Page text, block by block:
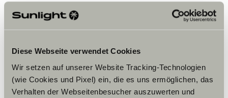
Diese Webseite verwendet Cookies
Wir setzen auf unserer Website Tracking-Technologien
(wie Cookies und Pixel) ein, die es uns ermöglichen, das
Verhalten der Webseitenbesucher auszuwerten und
Accepter venligst
marketingcookies for at se
indholdet.